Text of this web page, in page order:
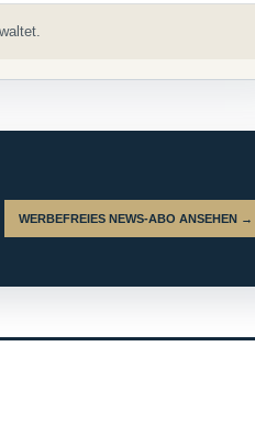
WERBEFREIES NEWS-ABO ANSEHEN →